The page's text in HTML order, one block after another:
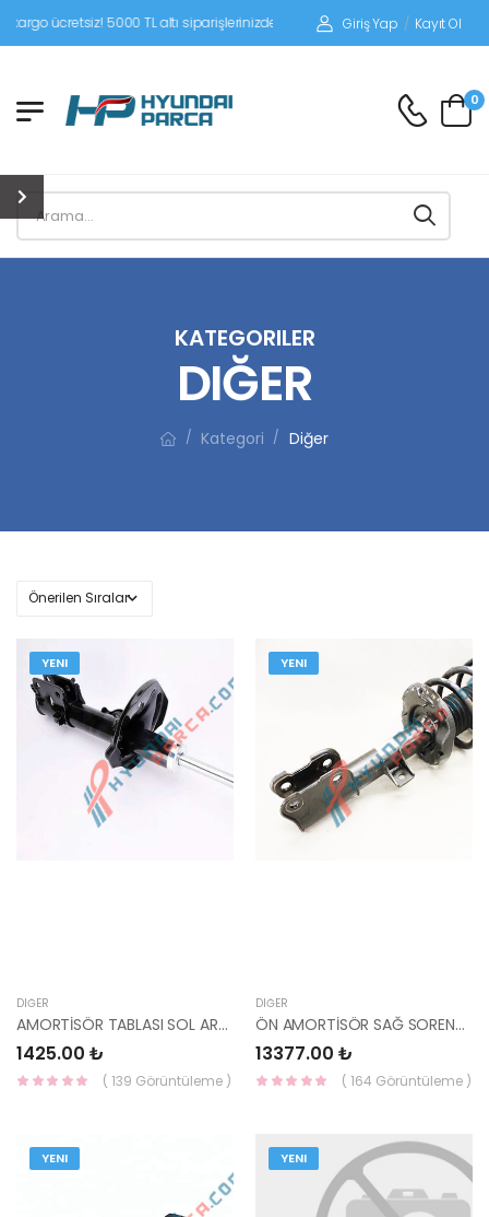
5000 TL altı siparişlerinizde siparişleriniz alıcı ödemeli gönderilir.
Giriş Yap / Kayıt Ol
0
KATEGORILER
DIĞER
/ Kategori / Diğer
YENI
DIĞER
AMORTİSÖR TABLASI SOL ARKA 55310-2E000-HMC
1425.00 ₺
( 139 Görüntüleme )
YENI
DIĞER
ÖN AMORTİSÖR SAĞ SORENTO 2015-/ 54661-C5260-HMC
13377.00 ₺
( 164 Görüntüleme )
YENI YENI